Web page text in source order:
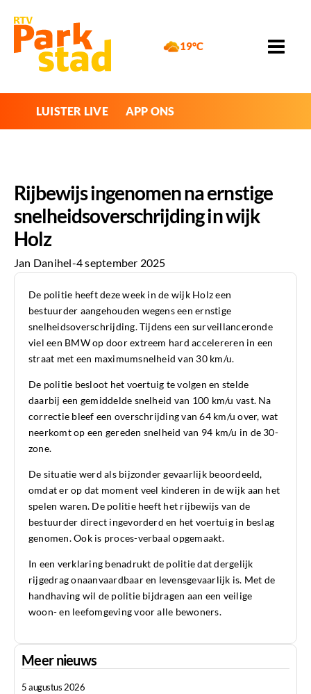
19°C
LUISTER LIVE APP ONS
Rijbewijs ingenomen na ernstige
snelheidsoverschrijding in wijk
Holz
Jan Danihel-4 september 2025
De politie heeft deze week in de wijk Holz een
bestuurder aangehouden wegens een ernstige
snelheidsoverschrijding. Tijdens een surveillanceronde
viel een BMW op door extreem hard accelereren in een
straat met een maximumsnelheid van 30 km/u.
De politie besloot het voertuig te volgen en stelde
daarbij een gemiddelde snelheid van 100 km/u vast. Na
correctie bleef een overschrijding van 64 km/u over, wat
neerkomt op een gereden snelheid van 94 km/u in de 30-
zone.
De situatie werd als bijzonder gevaarlijk beoordeeld,
omdat er op dat moment veel kinderen in de wijk aan het
spelen waren. De politie heeft het rijbewijs van de
bestuurder direct ingevorderd en het voertuig in beslag
genomen. Ook is proces-verbaal opgemaakt.
In een verklaring benadrukt de politie dat dergelijk
rijgedrag onaanvaardbaar en levensgevaarlijk is. Met de
handhaving wil de politie bijdragen aan een veilige
woon- en leefomgeving voor alle bewoners.
Meer nieuws
5 augustus 2026